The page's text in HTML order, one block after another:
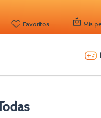
Mis
Favoritos